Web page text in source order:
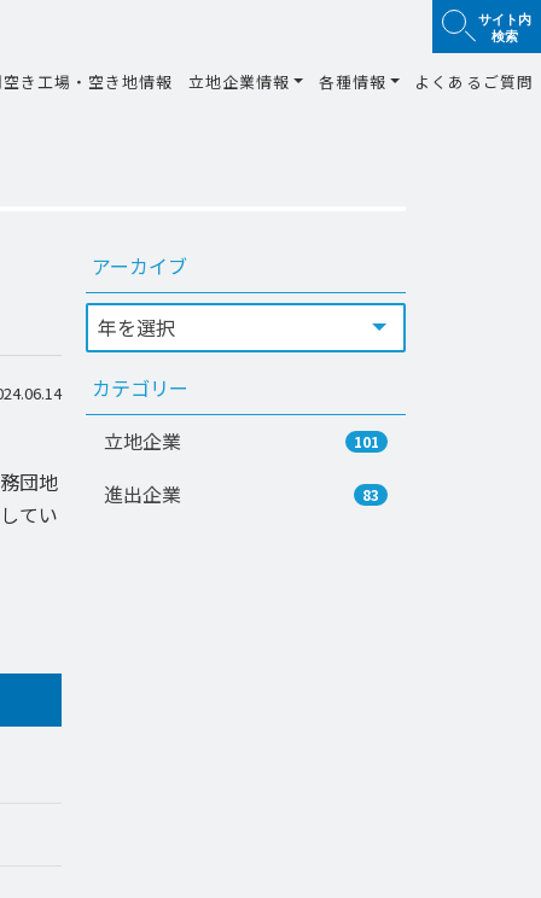
サイト内
検索
空き工場・空き地情報 立地企業情報 各種情報 よくあるご質問
団地
てい
アーカイブ
カテゴリー
立地企業
101
進出企業 83